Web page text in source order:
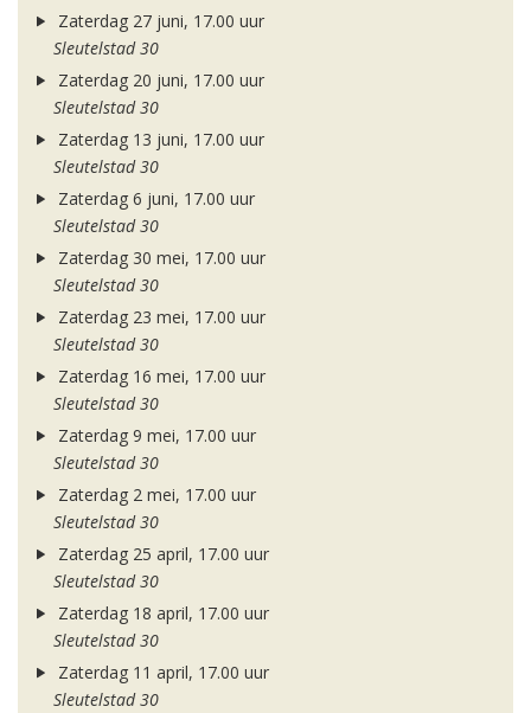
Zaterdag 27 juni, 17.00 uur
Sleutelstad 30
Zaterdag 20 juni, 17.00 uur
Sleutelstad 30
Zaterdag 13 juni, 17.00 uur
Sleutelstad 30
Zaterdag 6 juni, 17.00 uur
Sleutelstad 30
Zaterdag 30 mei, 17.00 uur
Sleutelstad 30
Zaterdag 23 mei, 17.00 uur
Sleutelstad 30
Zaterdag 16 mei, 17.00 uur
Sleutelstad 30
Zaterdag 9 mei, 17.00 uur
Sleutelstad 30
Zaterdag 2 mei, 17.00 uur
Sleutelstad 30
Zaterdag 25 april, 17.00 uur
Sleutelstad 30
Zaterdag 18 april, 17.00 uur
Sleutelstad 30
Zaterdag 11 april, 17.00 uur
Sleutelstad 30